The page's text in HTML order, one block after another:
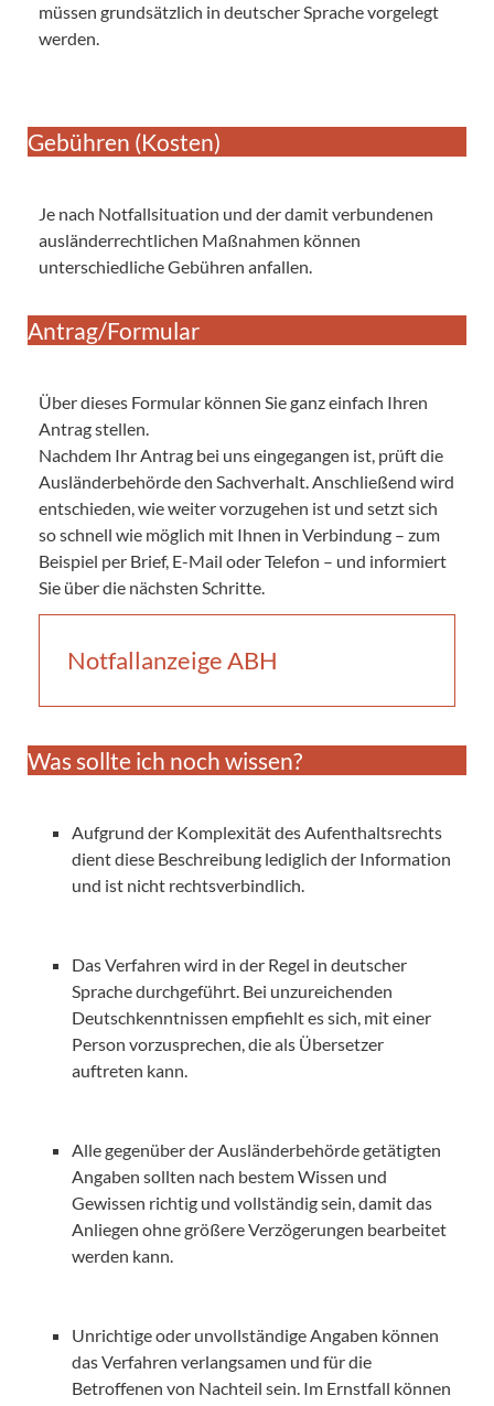
müssen grundsätzlich in deutscher Sprache vorgelegt
werden.
Gebühren (Kosten)
Je nach Notfallsituation und der damit verbundenen
ausländerrechtlichen Maßnahmen können
unterschiedliche Gebühren anfallen.
Antrag/Formular
Über dieses Formular können Sie ganz einfach Ihren
Antrag stellen.
Nachdem Ihr Antrag bei uns eingegangen ist, prüft die
Ausländerbehörde den Sachverhalt. Anschließend wird
entschieden, wie weiter vorzugehen ist und setzt sich
so schnell wie möglich mit Ihnen in Verbindung – zum
Beispiel per Brief, E-Mail oder Telefon – und informiert
Sie über die nächsten Schritte.
Notfallanzeige ABH
Was sollte ich noch wissen?
Aufgrund der Komplexität des Aufenthaltsrechts
dient diese Beschreibung lediglich der Information
und ist nicht rechtsverbindlich.
Das Verfahren wird in der Regel in deutscher
Sprache durchgeführt. Bei unzureichenden
Deutschkenntnissen empfiehlt es sich, mit einer
Person vorzusprechen, die als Übersetzer
auftreten kann.
Alle gegenüber der Ausländerbehörde getätigten
Angaben sollten nach bestem Wissen und
Gewissen richtig und vollständig sein, damit das
Anliegen ohne größere Verzögerungen bearbeitet
werden kann.
Unrichtige oder unvollständige Angaben können
das Verfahren verlangsamen und für die
Betroffenen von Nachteil sein. Im Ernstfall können